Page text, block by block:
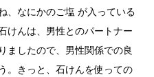
、なにかのご塩 が入っている
けんは、男性とのパートナー
ましたので、男性関係での良
。きっと、石けんを使っての